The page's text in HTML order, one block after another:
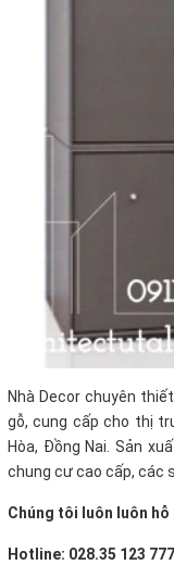
Nhà Decor chuyên
gỗ, cung cấp cho thị
Hòa, Đồng Nai. Sản
chung cư cao cấp, các
Chúng tôi luôn luôn
Hotline: 028.35 123